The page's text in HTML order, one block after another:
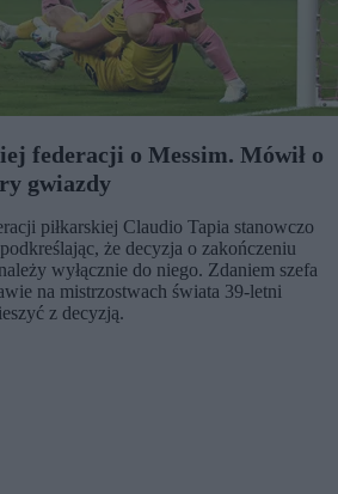
federacji o Messim. Mówił o
gwiazdy
piłkarskiej Claudio Tapia stanowczo
że decyzja o zakończeniu
wyłącznie do niego. Zdaniem szefa
na mistrzostwach świata 39-letni
z decyzją.